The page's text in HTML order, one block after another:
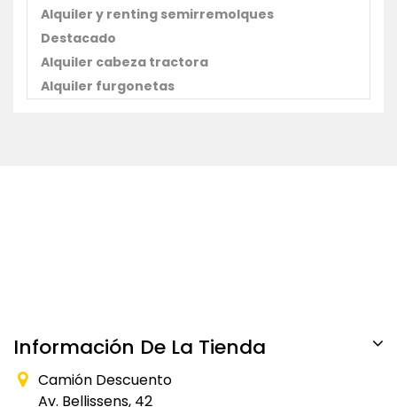
Alquiler y renting semirremolques
Destacado
Alquiler cabeza tractora
Alquiler furgonetas
Información De La Tienda
Camión Descuento
Av. Bellissens, 42